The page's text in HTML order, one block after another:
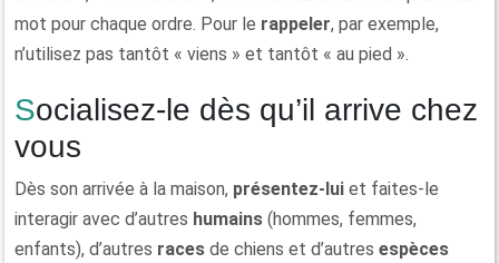
mot pour chaque ordre. Pour le rappeler, par exemple,
n’utilisez pas tantôt « viens » et tantôt « au pied ».
Socialisez-le dès qu’il arrive chez
vous
Dès son arrivée à la maison, présentez-lui et faites-le
interagir avec d’autres humains (hommes, femmes,
enfants), d’autres races de chiens et d’autres espèces